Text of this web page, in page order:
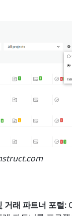
거래 파트너 포털: